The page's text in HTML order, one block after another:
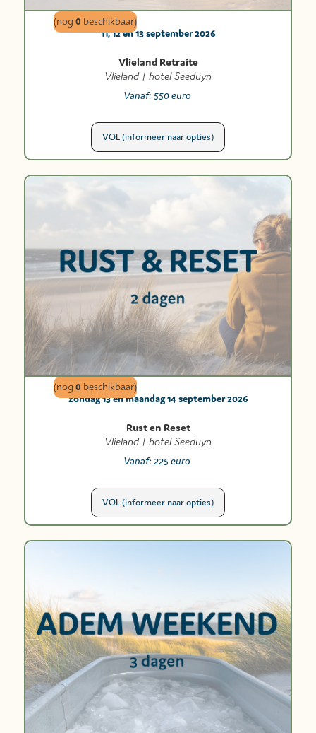
(nog 0 beschikbaar)
11, 12 en 13 september 2026
Vlieland Retraite
Vlieland | hotel Seeduyn
Vanaf: 550 euro
VOL (informeer naar opties)
(nog 0 beschikbaar)
zondag 13 en maandag 14 september 2026
Rust en Reset
Vlieland | hotel Seeduyn
Vanaf:225 euro
VOL (informeer naar opties)